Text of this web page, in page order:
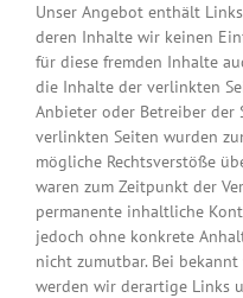
Unser Angebot enthält
deren Inhalte wir keinen
für diese fremden Inhalte
die Inhalte der verlinkten
Anbieter oder Betreiber der
verlinkten Seiten wurden
mögliche Rechtsverstöße
waren zum Zeitpunkt der
permanente inhaltliche
jedoch ohne konkrete
nicht zumutbar. Bei
werden wir derartige Links